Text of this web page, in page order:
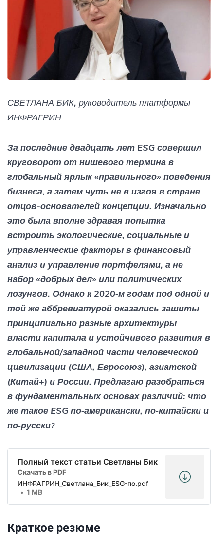
СВЕТЛАНА БИК, руководитель платформы
ИНФРАГРИН
За последние двадцать лет ESG совершил
круговорот от нишевого термина в
глобальный ярлык «правильного» поведения
бизнеса, а затем чуть не в изгоя в стране
отцов-основателей концепции. Изначально
это была вполне здравая попытка
встроить экологические, социальные и
управленческие факторы в финансовый
анализ и управление портфелями, а не
набор «добрых дел» или политических
лозунгов. Однако к 2020‑м годам под одной и
той же аббревиатурой оказались зашиты
принципиально разные архитектуры
власти капитала и устойчивого развития в
глобальной/западной части человеческой
цивилизации (США, Евросоюз), азиатской
(Китай+) и России. Предлагаю разобраться
в фундаментальных основах различий: что
же такое ESG по‑американски, по‑китайски и
по‑русски?
Полный текст статьи Светланы Бик
Скачать в PDF
ИНФРАГРИН_Светлана_Бик_ESG-по.pdf
1 MB
Краткое резюме